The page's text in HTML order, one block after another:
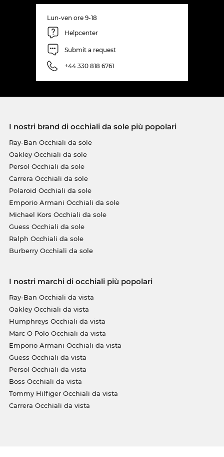
Lun-ven ore 9-18
Helpcenter
Submit a request
+44 330 818 6761
I nostri brand di occhiali da sole più popolari
Ray-Ban Occhiali da sole
Oakley Occhiali da sole
Persol Occhiali da sole
Carrera Occhiali da sole
Polaroid Occhiali da sole
Emporio Armani Occhiali da sole
Michael Kors Occhiali da sole
Guess Occhiali da sole
Ralph Occhiali da sole
Burberry Occhiali da sole
I nostri marchi di occhiali più popolari
Ray-Ban Occhiali da vista
Oakley Occhiali da vista
Humphreys Occhiali da vista
Marc O Polo Occhiali da vista
Emporio Armani Occhiali da vista
Guess Occhiali da vista
Persol Occhiali da vista
Boss Occhiali da vista
Tommy Hilfiger Occhiali da vista
Carrera Occhiali da vista